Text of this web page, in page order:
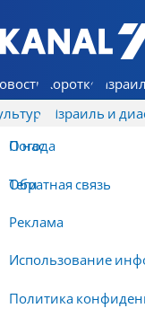
7 КАНАЛ - Аруц
Коротко
Израиль и
О нас
Обратная связь
Реклама
Использование
Политика
Погода
Теги